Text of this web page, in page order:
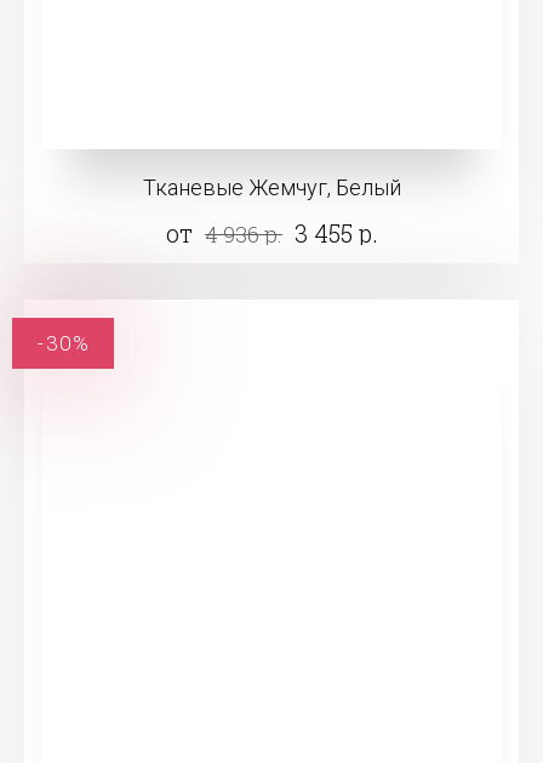
Тканевые Жемчуг, Белый
от 4 936 р. 3 455 р.
-30%